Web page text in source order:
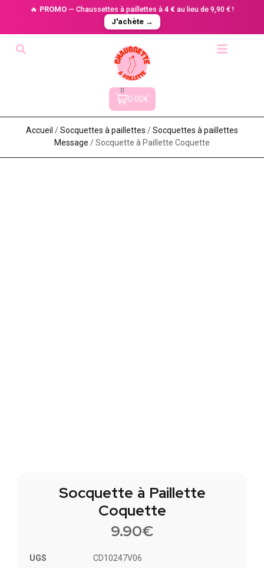
🔥 PROMO — Chaussettes à paillettes à 4 € au lieu de 9,90 € !
J'achète →
0
0.00€
Accueil /Socquettes à paillettes /Socquettes à paillettes
Message / Socquette à Paillette Coquette
Socquette à Paillette
Coquette
9.90€
UGS
CD10247V06